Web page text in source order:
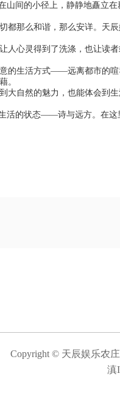
山间的小径上，静静地矗立
都那么和谐，那么安详。天
人心灵得到了洗涤，也让读
的生活方式——远离都市的喧
。
大自然的魅力，也能体会到
活的状态——诗与远方。在
Copyright © 天辰娱乐农
滇